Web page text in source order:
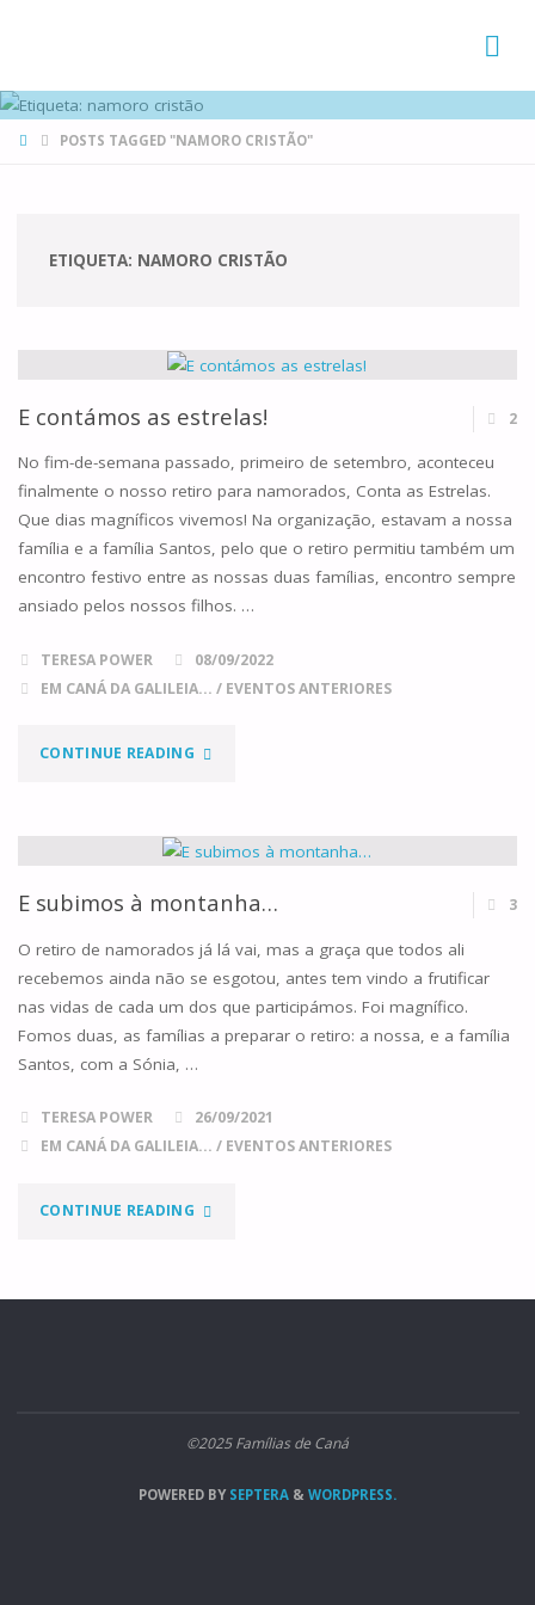
HOMEPOSTS TAGGED "NAMORO CRISTÃO"
ETIQUETA: NAMORO CRISTÃO
E contámos as estrelas! 2
No fim-de-semana passado, primeiro de setembro, aconteceu
finalmente o nosso retiro para namorados, Conta as Estrelas.
Que dias magníficos vivemos! Na organização, estavam a nossa
família e a família Santos, pelo que o retiro permitiu também um
encontro festivo entre as nossas duas famílias, encontro sempre
ansiado pelos nossos filhos. …
TERESA POWER
08/09/2022
EM CANÁ DA GALILEIA... / EVENTOS ANTERIORES
CONTINUE READING"E
AS
ESTRELAS!"
E subimos à montanha… 3
O retiro de namorados já lá vai, mas a graça que todos ali
recebemos ainda não se esgotou, antes tem vindo a frutificar
nas vidas de cada um dos que participámos. Foi magnífico.
Fomos duas, as famílias a preparar o retiro: a nossa, e a família
Santos, com a Sónia, …
TERESA POWER
26/09/2021
EM CANÁ DA GALILEIA... / EVENTOS ANTERIORES
CONTINUE READING"E
À
©2025 Famílias de Caná
POWERED BYSEPTERA & WORDPRESS.